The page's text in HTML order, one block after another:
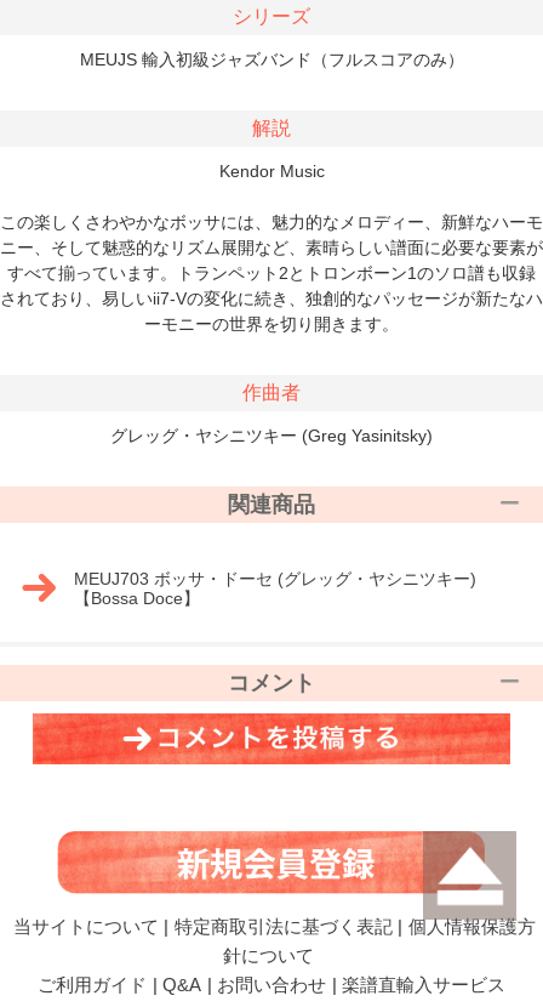
シリーズ
MEUJS 輸入初級ジャズバンド（フルスコアのみ）
解説
Kendor Music
この楽しくさわやかなボッサには、魅力的なメロディー、新鮮なハーモ
ニー、そして魅惑的なリズム展開など、素晴らしい譜面に必要な要素が
すべて揃っています。トランペット2とトロンボーン1のソロ譜も収録
されており、易しいii7-Vの変化に続き、独創的なパッセージが新たなハ
ーモニーの世界を切り開きます。
作曲者
グレッグ・ヤシニツキー (Greg Yasinitsky)
関連商品
MEUJ703 ボッサ・ドーセ (グレッグ・ヤシニツキー)
【Bossa Doce】
コメント
当サイトについて | 特定商取引法に基づく表記 | 個人情報保護方
針について
ご利用ガイド | Q&A | お問い合わせ | 楽譜直輸入サービス